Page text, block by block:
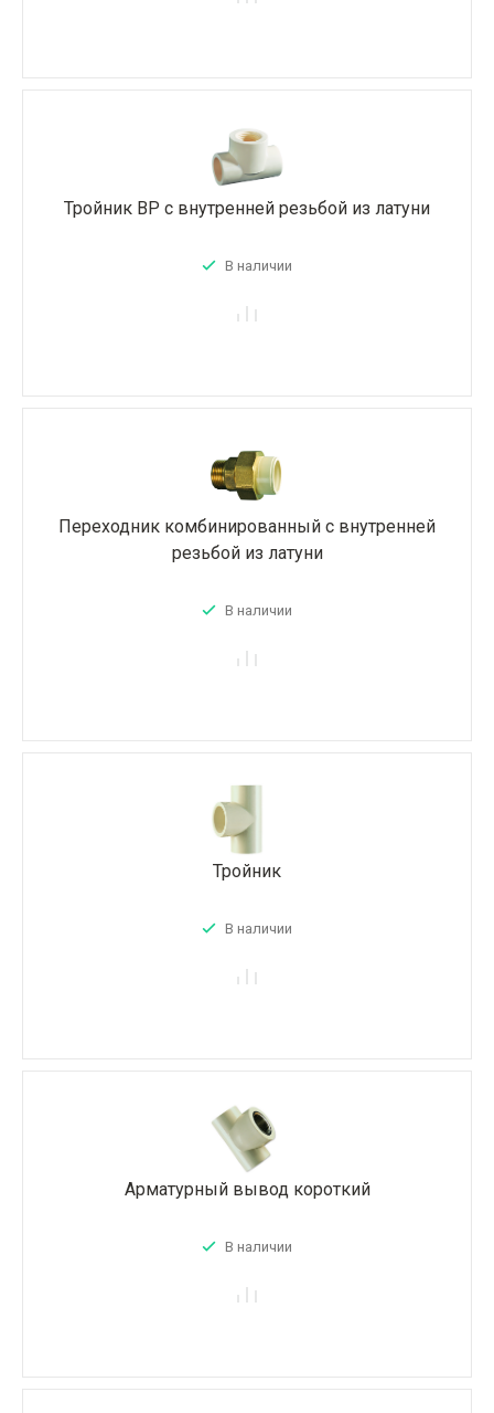
Тройник ВР с внутренней резьбой из латуни
В наличии
Переходник комбинированный с внутренней
резьбой из латуни
В наличии
Тройник
В наличии
Арматурный вывод короткий
В наличии